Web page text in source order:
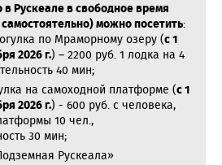
в Рускеале в свободное время
можно посетить:
по Мраморному озеру (с 1
2026 г.) – 2200 руб. 1 лодка на 4
40 мин;
на самоходной платформе (с 1
2026 г.) - 600 руб. с человека,
10 чел.,
30 мин;
Рускеала»